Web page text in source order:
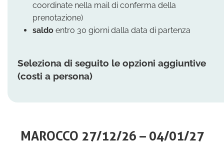
coordinate nella mail di conferma della
prenotazione)
saldo entro 30 giorni dalla data di partenza
Seleziona di seguito le opzioni aggiuntive
(costi a persona)
MAROCCO 27/12/26 – 04/01/27